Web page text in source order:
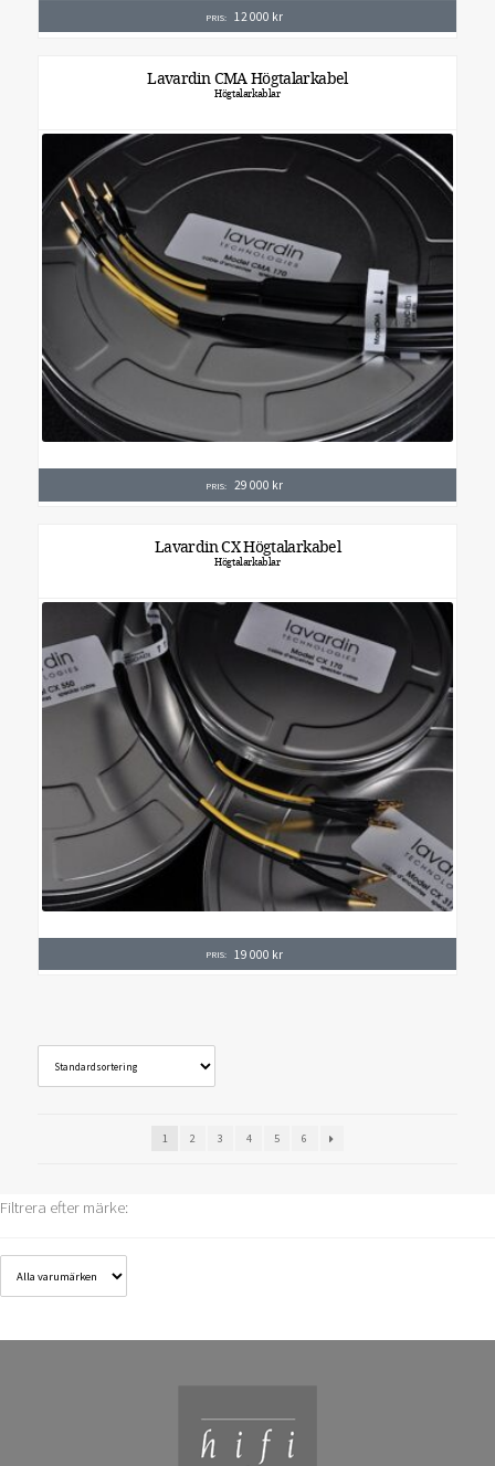
PRIS: 12 000 kr
Lavardin CMA Högtalarkabel
Högtalarkablar
PRIS: 29 000 kr
Lavardin CX Högtalarkabel
Högtalarkablar
PRIS: 19 000 kr
1 2 3 4 5 6
Filtrera efter märke: